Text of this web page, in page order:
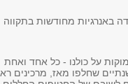
באנרגיות מחודשות בתקווה
על כולנו - כל אחד ואחת
שאיבדנו ב-7 באוקטובר ובשנתיים שחלפו מאז,